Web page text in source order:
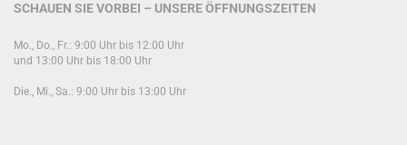
SCHAUEN SIE VORBEI – UNSERE ÖFFNUNGSZEITEN
Mo., Do., Fr.: 9:00 Uhr bis 12:00 Uhr
und 13:00 Uhr bis 18:00 Uhr
Die., Mi., Sa.: 9:00 Uhr bis 13:00 Uhr